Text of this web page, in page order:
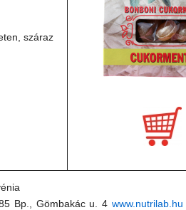
száraz
Bp., Gömbakác u. 4 www.nutrilab.hu